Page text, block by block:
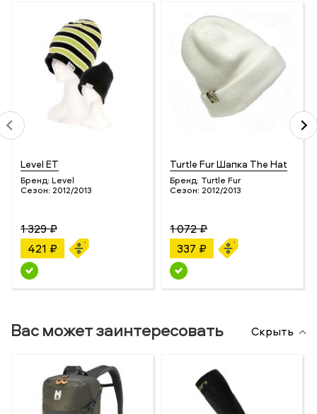
Level ET
Бренд: Level
Сезон: 2012/2013
1 329 ₽
421 ₽
Turtle Fur Шапка The Hat
Бренд: Turtle Fur
Сезон: 2012/2013
1 072 ₽
337 ₽
Вас может заинтересовать Скрыть